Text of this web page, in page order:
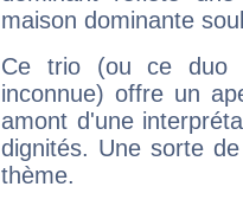
maison dominante
Ce trio (ou ce duo
inconnue) offre un
amont d'une
dignités. Une sorte
thème.